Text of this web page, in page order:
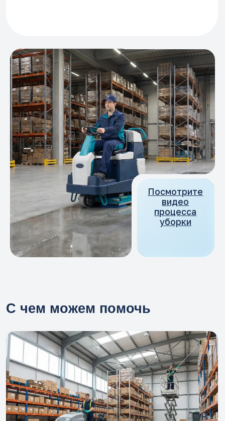
Посмотрите
видео
процесса
уборки
Произведём разовую генеральную уборку
вашего Объекта. Так вы сможете
проверить качество наших услуг или
экономить, производя клининг по
запросу.
С чем можем помочь